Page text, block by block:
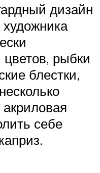
дизайн
цветов, рыбки
блестки,
акриловая
себе